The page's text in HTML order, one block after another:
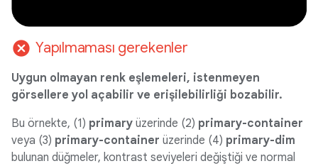
cancel Yapılmaması gerekenler
Uygun olmayan renk eşlemeleri, istenmeyen
görsellere yol açabilir ve erişilebilirliği bozabilir.
Bu örnekte, (1) primary üzerinde (2) primary-container
veya (3) primary-container üzerinde (4) primary-dim
bulunan düğmeler, kontrast seviyeleri değiştiği ve normal